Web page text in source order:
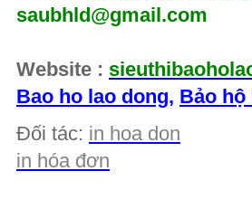
saubhld@gmail.com
Website :
Bao ho lao dong, Bảo hộ
Đối tác: in hoa don
in hóa đơn